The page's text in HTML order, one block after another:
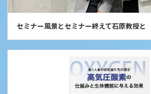
セミナー風景とセミナー終えて石原教授と